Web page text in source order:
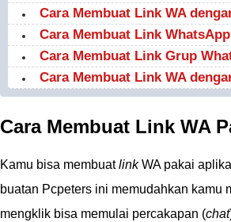
Cara Membuat Link WA
Cara Membuat Link
Cara Membuat Link Grup
Cara Membuat Link WA
Cara Membuat Link WA
Kamu bisa membuatlinkWA pakai
buatan Pcpeters ini memudahkan kamu
mengklik bisa memulai percakapan (chat